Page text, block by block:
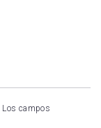
Los campos